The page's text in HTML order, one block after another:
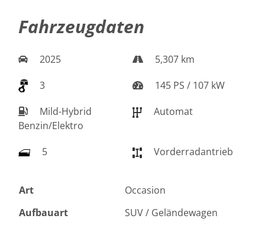
Fahrzeugdaten
2025
5,307 km
3
145 PS / 107 kW
Mild-Hybrid
Benzin/Elektro
Automat
5 Vorderradantrieb
Art
Occasion
Aufbauart
SUV / Geländewagen